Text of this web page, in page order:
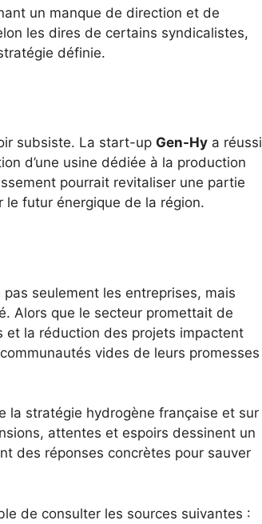
un manque de direction et de
les dires de certains syndicalistes,
définie.
subsiste. La start-up Gen-Hy a réussi
d’une usine dédiée à la production
pourrait revitaliser une partie
futur énergique de la région.
seulement les entreprises, mais
Alors que le secteur promettait de
la réduction des projets impactent
vides de leurs promesses
la stratégie hydrogène française et sur
attentes et espoirs dessinent un
des réponses concrètes pour sauver
de consulter les sources suivantes :